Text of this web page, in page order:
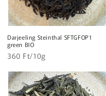
Darjeeling Steinthal SFTGFOP1
green BIO
Normál
Egységár
360 Ft/10g